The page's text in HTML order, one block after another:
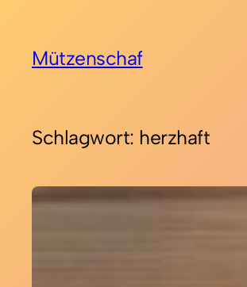
springen
Mützenschaf
Schlagwort: herzhaft